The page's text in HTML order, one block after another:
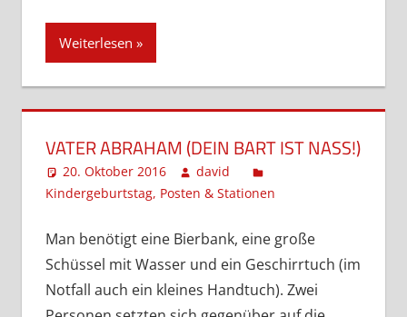
Weiterlesen
VATER ABRAHAM (DEIN BART IST NASS!)
20. Oktober 2016
david
Kindergeburtstag, Posten & Stationen
Man benötigt eine Bierbank, eine große
Schüssel mit Wasser und ein Geschirrtuch (im
Notfall auch ein kleines Handtuch). Zwei